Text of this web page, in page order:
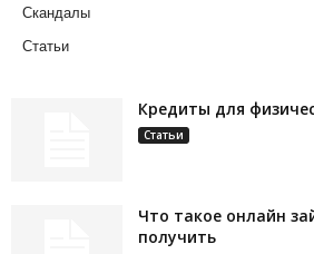
Скандалы
Статьи
Кредиты для
Статьи
Что такое онлайн
получить